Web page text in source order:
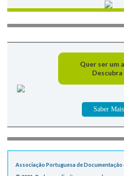
Quer ser um
Saber Mais
Associação Portuguesa de Documentação